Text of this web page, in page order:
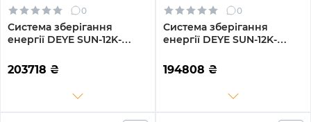
0
Система зберігання
енергії DEYE SUN-12K-
LFP-W 12kW 14.4kWh 3BAT
LiFePO4 6000 циклів
203718 ₴
0
Система зберігання
енергії DEYE SUN-12K-
LFP-W 12kW 15.36kWh
3BAT LiFePO4 6500 циклів
194808 ₴